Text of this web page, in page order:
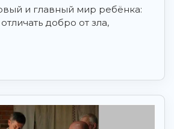
и главный мир ребёнка:
добро от зла,